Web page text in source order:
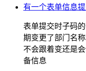
有一个表单信息
表单提交时子码
期变更了部门名
不会跟着变还是
备信息